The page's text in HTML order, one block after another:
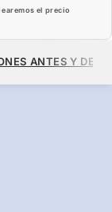
el precio
ANTES Y